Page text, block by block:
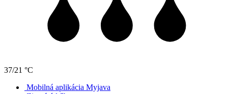
37/21 °C
Mobilná aplikácia Myjava